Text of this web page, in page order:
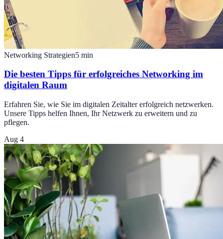
Networking Strategien5 min
Die besten Tipps für erfolgreiches Networking im
digitalen Raum
Erfahren Sie, wie Sie im digitalen Zeitalter erfolgreich netzwerken.
Unsere Tipps helfen Ihnen, Ihr Netzwerk zu erweitern und zu
pflegen.
Aug 4